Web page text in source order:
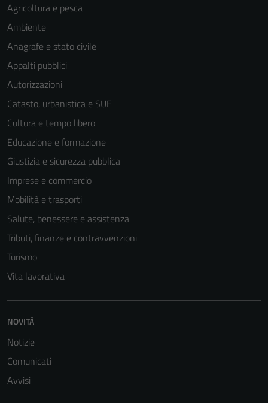
Agricoltura e pesca
Ambiente
Anagrafe e stato civile
Appalti pubblici
Autorizzazioni
Catasto, urbanistica e SUE
Cultura e tempo libero
Educazione e formazione
Giustizia e sicurezza pubblica
Imprese e commercio
Mobilità e trasporti
Salute, benessere e assistenza
Tributi, finanze e contravvenzioni
Turismo
Vita lavorativa
NOVITÀ
Notizie
Comunicati
Avvisi